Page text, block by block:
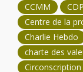
CCMM
Centre de la
Charlie Hebdo
charte des
Circonscription